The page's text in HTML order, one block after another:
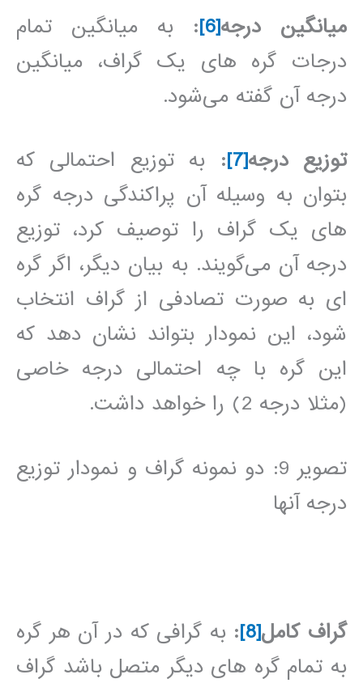
میانگین درجه[6]
: به میانگین تمام
درجات گره های یک گراف، میانگین
درجه آن گفته می‌شود.
توزیع درجه[7]
: به توزیع احتمالی که
بتوان به وسیله آن پراکندگی درجه گره
های یک گراف را توصیف کرد، توزیع
درجه آن می‌گویند. به بیان دیگر، اگر گره
ای به صورت تصادفی از گراف انتخاب
شود، این نمودار بتواند نشان دهد که
این گره با چه احتمالی درجه خاصی
(مثلا درجه 2) را خواهد داشت.
تصویر 9:
دو نمونه گراف و نمودار توزیع
درجه آنها
گراف کامل[8]
: به گرافی که در آن هر گره
به تمام گره های دیگر متصل باشد گراف